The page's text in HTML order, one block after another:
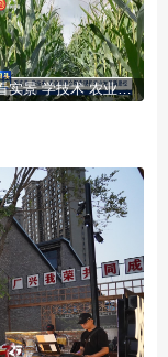
看实景 学技术 农业观摩会探索现代农业发展新路径